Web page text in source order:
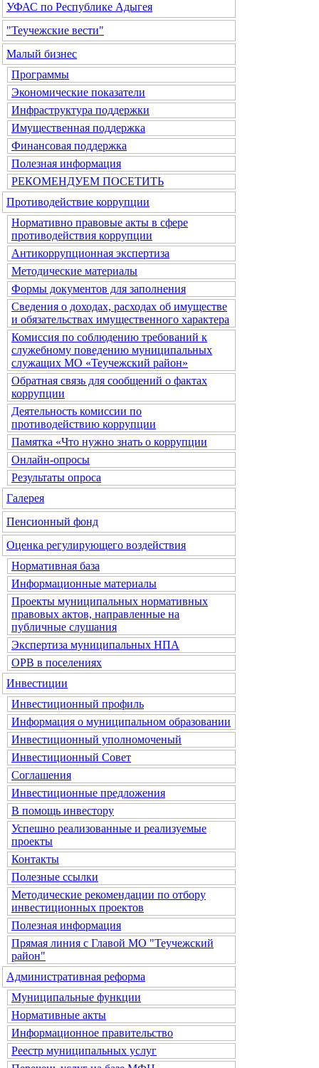
УФАС по Республике Адыгея
"Теучежские вести"
Малый бизнес
Программы
Экономические показатели
Инфраструктура поддержки
Имущественная поддержка
Финансовая поддержка
Полезная информация
РЕКОМЕНДУЕМ ПОСЕТИТЬ
Противодействие коррупции
Нормативно правовые акты в сфере
противодействия коррупции
Антикоррупционная экспертиза
Методические материалы
Формы документов для заполнения
Сведения о доходах, расходах об имуществе
и обязательствах имущественного характера
Комиссия по соблюдению требований к
служебному поведению муниципальных
служащих МО «Теучежский район»
Обратная связь для сообщений о фактах
коррупции
Деятельность комиссии по
противодействию коррупции
Памятка «Что нужно знать о коррупции
Онлайн-опросы
Результаты опроса
Галерея
Пенсионный фонд
Оценка регулирующего воздействия
Нормативная база
Информационные материалы
Проекты муниципальных нормативных
правовых актов, направленные на
публичные слушания
Экспертиза муниципальных НПА
ОРВ в поселениях
Инвестиции
Инвестиционный профиль
Информация о муниципальном образовании
Инвестиционный уполномоченый
Инвестиционный Совет
Соглашения
Инвестиционные предложения
В помощь инвестору
Успешно реализованные и реализуемые
проекты
Контакты
Полезные ссылки
Методические рекомендации по отбору
инвестиционных проектов
Полезная информация
Прямая линия с Главой МО "Теучежский
район"
Административная реформа
Муниципальные функции
Нормативные акты
Информационное правительство
Реестр муниципальных услуг